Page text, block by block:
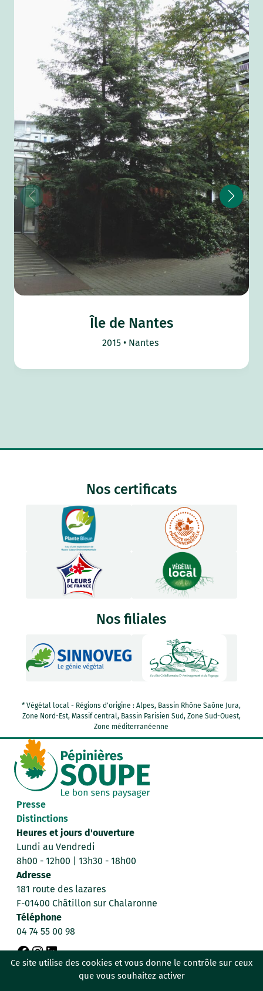
Île de Nantes
2015 Nantes
Nos certificats
Nos filiales
* Végétal local - Régions d'origine : Alpes, Bassin Rhône Saône Jura,
Zone Nord-Est, Massif central, Bassin Parisien Sud, Zone Sud-Ouest,
Zone méditerranéenne
Presse
Distinctions
Heures et jours d'ouverture
Lundi au Vendredi
8h00 - 12h00 | 13h30 - 18h00
Adresse
181 route des lazares
F-01400 Châtillon sur Chalaronne
Téléphone
04 74 55 00 98
F I
L
Données personnellesMentions légales
Ce site utilise des cookies et vous donne le contrôle sur ceux
que vous souhaitez activer